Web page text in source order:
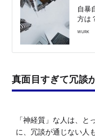
自暴
方は
WURK
真面目すぎて冗談
「神経質」な人は、と
に、冗談が通じない人